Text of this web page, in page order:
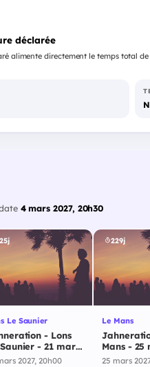
déclarée
alimente directement le temps total
4 mars 2027, 20h30
Le Saunier
- Lons
- 21 mars
2027, 20h00
229j
Le Mans
Mans - 25
25 mars